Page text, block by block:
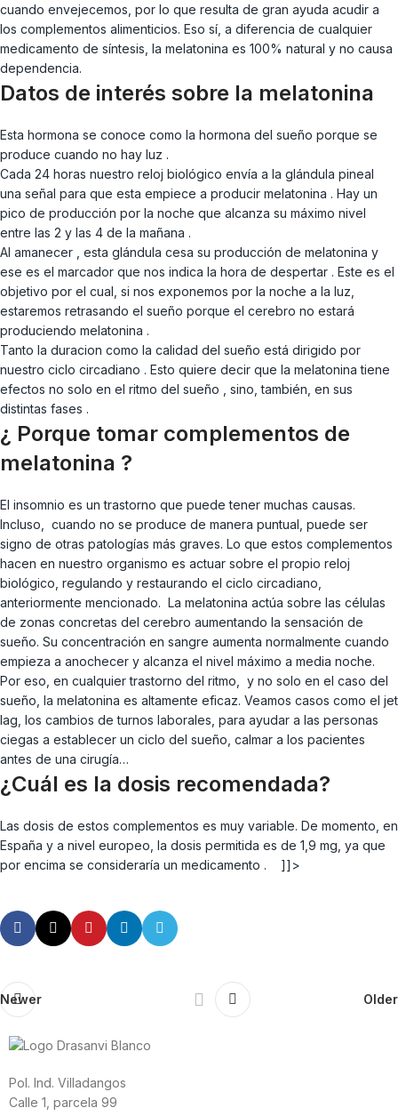
cuando envejecemos, por lo que resulta de gran ayuda acudir a
los complementos alimenticios. Eso sí, a diferencia de cualquier
medicamento de síntesis, la melatonina es 100% natural y no causa
dependencia.
Datos de interés sobre la melatonina
Esta hormona se conoce como la hormona del sueño porque se
produce cuando no hay luz .
Cada 24 horas nuestro reloj biológico envía a la glándula pineal
una señal para que esta empiece a producir melatonina . Hay un
pico de producción por la noche que alcanza su máximo nivel
entre las 2 y las 4 de la mañana .
Al amanecer , esta glándula cesa su producción de melatonina y
ese es el marcador que nos indica la hora de despertar . Este es el
objetivo por el cual, si nos exponemos por la noche a la luz,
estaremos retrasando el sueño porque el cerebro no estará
produciendo melatonina .
Tanto la duracion como la calidad del sueño está dirigido por
nuestro ciclo circadiano . Esto quiere decir que la melatonina tiene
efectos no solo en el ritmo del sueño , sino, también, en sus
distintas fases .
¿ Porque tomar complementos de
melatonina ?
El insomnio es un trastorno que puede tener muchas causas.
Incluso, cuando no se produce de manera puntual, puede ser
signo de otras patologías más graves. Lo que estos complementos
hacen en nuestro organismo es actuar sobre el propio reloj
biológico, regulando y restaurando el ciclo circadiano,
anteriormente mencionado. La melatonina actúa sobre las células
de zonas concretas del cerebro aumentando la sensación de
sueño. Su concentración en sangre aumenta normalmente cuando
empieza a anochecer y alcanza el nivel máximo a media noche.
Por eso, en cualquier trastorno del ritmo, y no solo en el caso del
sueño, la melatonina es altamente eficaz. Veamos casos como el jet
lag, los cambios de turnos laborales, para ayudar a las personas
ciegas a establecer un ciclo del sueño, calmar a los pacientes
antes de una cirugía…
¿Cuál es la dosis recomendada?
Las dosis de estos complementos es muy variable. De momento, en
España y a nivel europeo, la dosis permitida es de 1,9 mg, ya que
por encima se consideraría un medicamento . ]]>
Newer Older
Pol. Ind. Villadangos
Calle 1, parcela 99